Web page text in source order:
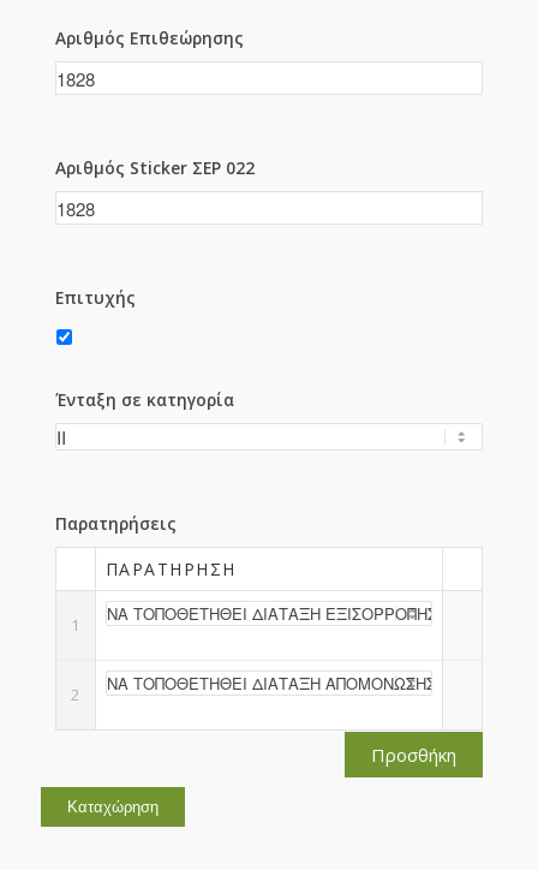
Αριθμός Επιθεώρησης
Αριθμός Sticker ΣΕΡ 022
Επιτυχής
Ένταξη σε κατηγορία
Παρατηρήσεις
ΠΑΡΑΤΉΡΗΣΗ
1
2
Προσθήκη